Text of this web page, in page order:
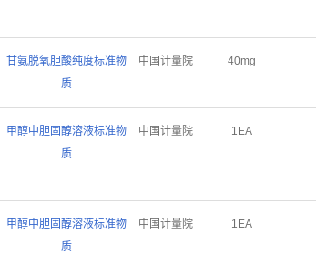
甘氨脱氧胆酸纯度标准物
质
中国计量院 40mg
甲醇中胆固醇溶液标准物
质
中国计量院 1EA
甲醇中胆固醇溶液标准物
质
中国计量院 1EA